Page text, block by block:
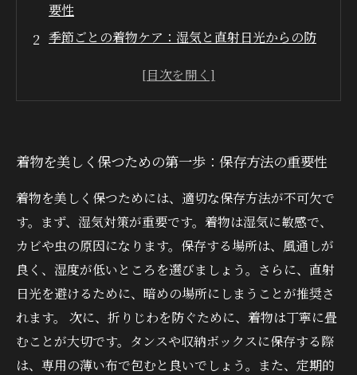
要性
季節ごとの着物ケア：湿気と直射日光からの防
次世代に受け継ぐための着物手入れ法
クリーニングのタイミングと方法：着物を長持
ちさせる秘訣
伝統を守る！着物保存の知恵を未来へ繋ぐ
着物を美しく保つための第一歩：保存方法の重要性
着物を美しく保つためには、適切な保存方法が不可欠で
す。まず、湿気対策が重要です。着物は湿気に敏感で、
カビや虫の原因になります。保存する場所は、風通しが
良く、湿度が低いところを選びましょう。さらに、直射
日光を避けるために、暗めの場所にしまうことが推奨さ
れます。 次に、折りじわを防ぐために、着物は丁寧に畳
むことが大切です。タンスや収納ボックスに保存する際
は、専用の薄い布で包むと良いでしょう。また、定期的